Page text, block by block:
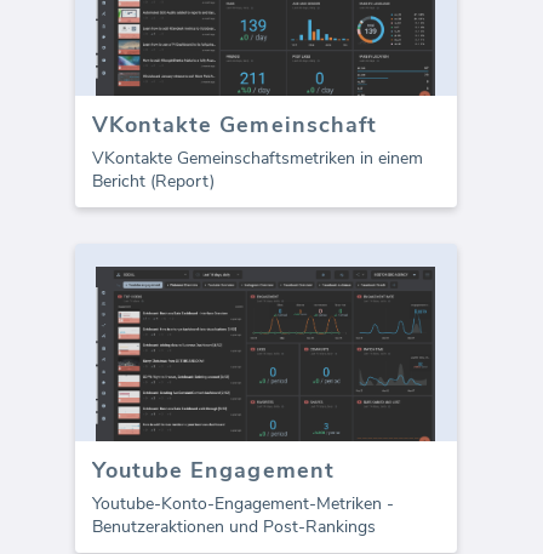
VKontakte Gemeinschaft
VKontakte Gemeinschaftsmetriken in einem
Bericht (Report)
Youtube Engagement
Youtube-Konto-Engagement-Metriken -
Benutzeraktionen und Post-Rankings